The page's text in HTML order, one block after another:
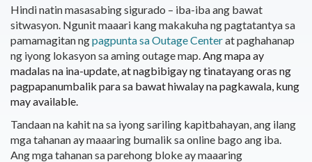
Hindi natin masasabing sigurado – iba-iba ang bawat
sitwasyon. Ngunit maaari kang makakuha ng pagtatantya sa
pamamagitan ngpagpunta sa Outage Centerat paghahanap
ng iyong lokasyon sa aming outage map.Ang mapa ay
madalas na ina-update, at nagbibigay ng tinatayang oras ng
pagpapanumbalik para sa bawat hiwalay na pagkawala, kung
may available.
Tandaan na kahit na sa iyong sariling kapitbahayan, ang ilang
mga tahanan ay maaaring bumalik sa online bago ang iba.
Ang mga tahanan sa parehong bloke ay maaaring